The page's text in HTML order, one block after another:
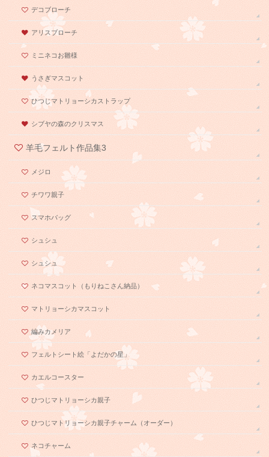
デコブローチ
アリスブローチ
ミニネコお雛様
うさぎマスコット
ひつじマトリョーシカストラップ
シブヤの森のクリスマス
羊毛フェルト作品集3
メジロ
チワワ親子
スマホバッグ
シュシュ
シュシュ
ネコマスコット（もりねこさん納品）
マトリョーシカマスコット
編みカメリア
フェルトシート絵「よだかの星」
カエルコースター
ひつじマトリョーシカ親子
ひつじマトリョーシカ親子チャーム（オーダー）
ネコチャーム